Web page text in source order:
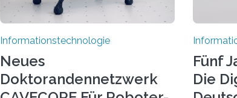
Informationstechnologie
Neues
Doktorandennetzwerk
Fünf
Die